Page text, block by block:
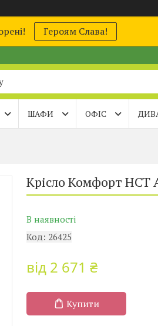
Героям Слава!
ШАФИ ОФІС
Крісло Комфорт НСТ
В наявності
Код: 26425
від 2 671 ₴
Купити